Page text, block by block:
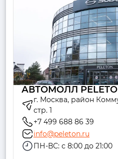
АВТОМОЛЛ
г. Москва, район
стр. 1
+7 499 688 86 39
info@peleton.ru
ПН-ВС: с 8:00 до 21:00